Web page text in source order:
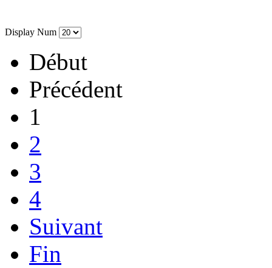
Display Num
Début
Précédent
1
2
3
4
Suivant
Fin